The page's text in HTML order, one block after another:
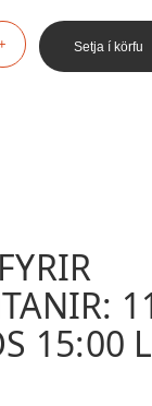
Setja í körfu
15:00